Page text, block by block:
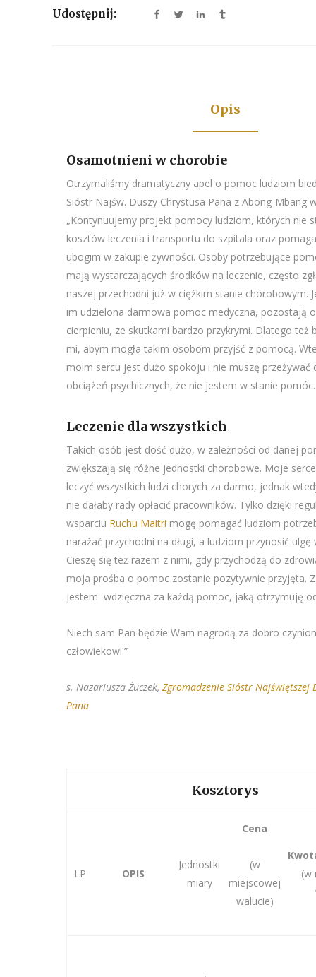
Udostępnij:
Opis
Osamotnieni w chorobie
Otrzymaliśmy dramatyczny apel o pomoc ludziom
Sióstr Najśw. Duszy Chrystusa Pana z Abong-Mbang
„Kontynuujemy projekt pomocy ludziom, których nie
kosztów leczenia i transportu do szpitala oraz
ubogim w zakupie żywności. Osoby potrzebujące
mają wystarczających środków na leczenie, często
naszej przechodni już w ciężkim stanie chorobowym.
im udzielona darmowa pomoc medyczna, pozostają
cierpieniu, ze skutkami bardzo przykrymi. Dlatego też
mi, abym mogła takim osobom przyjść z pomocą.
moim sercu jest dużo spokoju i nie muszę przeżywać
obciążeń psychicznych, że nie jestem w stanie pomóc.
Leczenie dla wszystkich
Takich osób jest dość dużo, w zależności od danej
zwiększają się różne jednostki chorobowe. Moje
leczyć wszystkich ludzi chorych za darmo, jednak
nie dałaby rady opłacić pracowników. Tylko dzięki
wsparciu Ruchu Maitri mogę pomagać ludziom
narażać przychodni na długi, a ludziom przynosić ulgę
Cieszę się też razem z nimi, gdy przychodzą do
moja prośba o pomoc zostanie pozytywnie przyjęta.
jestem wdzięczna za każdą pomoc, jaką otrzymuję
Niech sam Pan będzie Wam nagrodą za dobro
człowiekowi.”
s. Nazariusza Żuczek, Zgromadzenie Sióstr Najświętszej
Pana
Kosztorys
LP OPIS
Jednostki
miary
Cena
(w
miejscowej
walucie)
(w